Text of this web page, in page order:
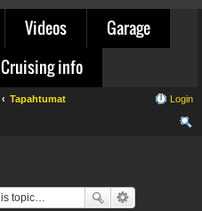
Videos
Garage
Cruising info
Tapahtumat Login